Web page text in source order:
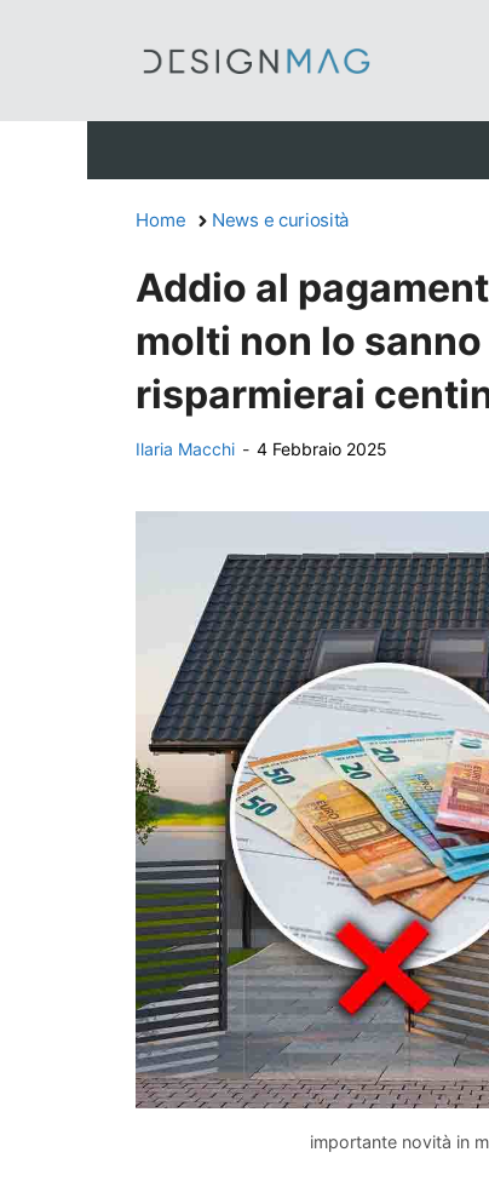
Home News e curiosità
Addio al
molti non lo
risparmierai
Ilaria Macchi - 4 Febbraio 2025
importante novità in